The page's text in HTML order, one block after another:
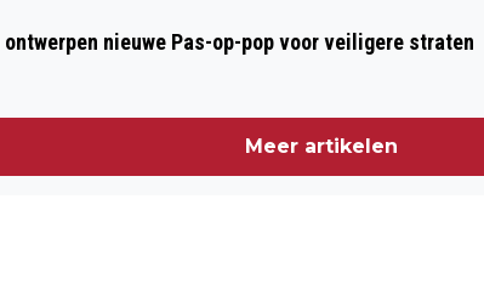
ontwerpen nieuwe Pas-op-pop voor veiligere straten
Meer artikelen